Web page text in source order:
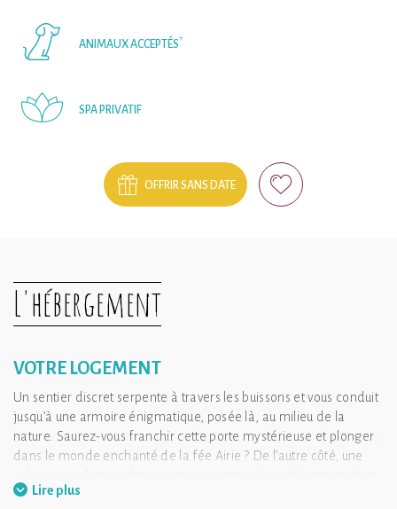
ANIMAUX ACCEPTÉS*
SPA PRIVATIF
OFFRIR SANS DATE
L'hébergement
VOTRE LOGEMENT
Un sentier discret serpente à travers les buissons et vous conduit
jusqu’à une armoire énigmatique, posée là, au milieu de la
nature. Saurez-vous franchir cette porte mystérieuse et plonger
dans le monde enchanté de la fée Airie ? De l’autre côté, une
sortie d’un livre de contes. "Il était une fois…" prend ici tout son
Lire plus